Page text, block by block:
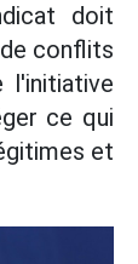
doit
conflits
l'initiative
ce qui
et